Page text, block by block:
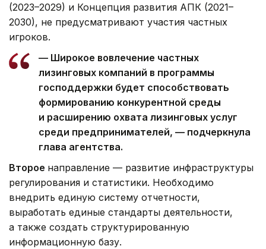
(2023–2029) и Концепция развития АПК (2021–
2030), не предусматривают участия частных
игроков.
— Широкое вовлечение частных
лизинговых компаний в программы
господдержки будет способствовать
формированию конкурентной среды
и расширению охвата лизинговых услуг
среди предпринимателей, — подчеркнула
глава агентства.
Второе направление — развитие инфраструктуры
регулирования и статистики. Необходимо
внедрить единую систему отчетности,
выработать единые стандарты деятельности,
а также создать структурированную
информационную базу.